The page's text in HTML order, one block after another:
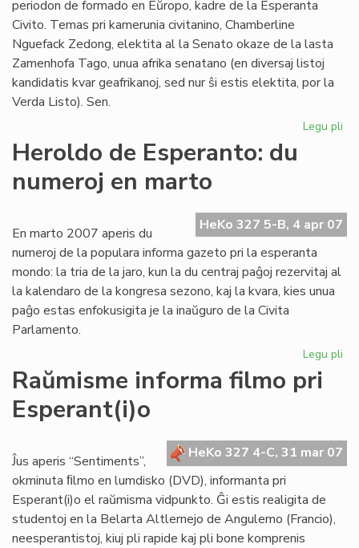
periodon de formado en Eŭropo, kadre de la Esperanta
Civito. Temas pri kamerunia civitanino, Chamberline
Nguefack Zedong, elektita al la Senato okaze de la lasta
Zamenhofa Tago, unua afrika senatano (en diversaj listoj
kandidatis kvar geafrikanoj, sed nur ŝi estis elektita, por la
Verda Listo). Sen.
Legu pli
Heroldo de Esperanto: du
numeroj en marto
HeKo 327 5-B, 4 apr 07
En marto 2007 aperis du
numeroj de la populara informa gazeto pri la esperanta
mondo: la tria de la jaro, kun la du centraj paĝoj rezervitaj al
la kalendaro de la kongresa sezono, kaj la kvara, kies unua
paĝo estas enfokusigita je la inaŭguro de la Civita
Parlamento.
Legu pli
Raŭmisme informa filmo pri
Esperant(i)o
HeKo 327 4-C, 31 mar 07
Ĵus aperis “Sentiments”,
okminuta ﬁlmo en lumdisko (DVD), informanta pri
Esperant(i)o el raŭmisma vidpunkto. Ĝi estis realigita de
studentoj en la Belarta Altlernejo de Angulemo (Francio),
neesperantistoj, kiuj pli rapide kaj pli bone komprenis